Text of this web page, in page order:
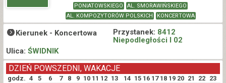
PONIATOWSKIEGO
AL. SMORAWIŃSKIEGO
AL. KOMPOZYTORÓW POLSKICH
KONCERTOWA
Kierunek - Koncertowa Przystanek: 8412
Niepodległości I 02
Ulica: ŚWIDNIK
godz. 4 5 6 7 8 9 10 11 12 13 14 15 16 17 18 19 20 21 22 23
DZIEŃ POWSZEDNI, WAKACJE